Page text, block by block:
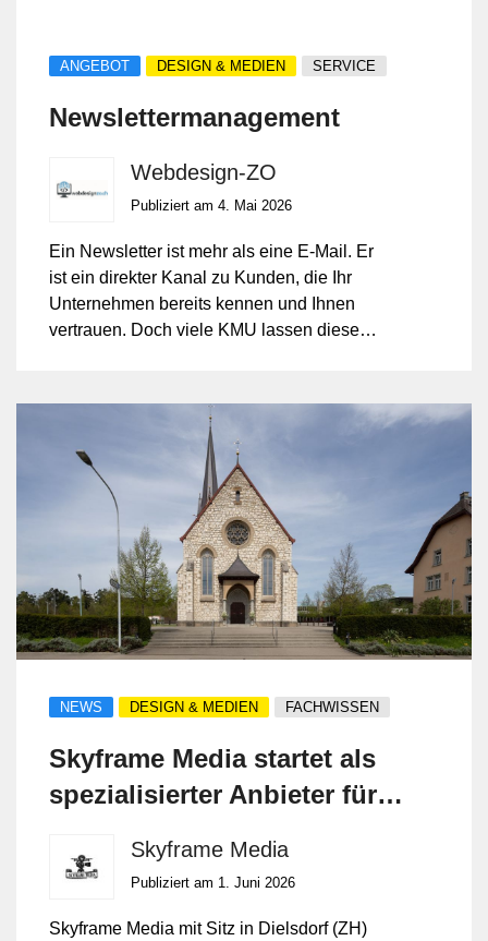
ANGEBOT DESIGN & MEDIEN SERVICE
Newslettermanagement
Webdesign-ZO
Publiziert am 4. Mai 2026
Ein Newsletter ist mehr als eine E-Mail. Er
ist ein direkter Kanal zu Kunden, die Ihr
Unternehmen bereits kennen und Ihnen
vertrauen. Doch viele KMU lassen dieses
unregelmässig oder gar nicht erscheinen.
Newslettermanagement übernehme ich
Konzept, Texte, Gestaltung, Versand und
Auswertung – damit Ihre Botschaft
regelmässig, sauber und wirkungsvoll bei
den richtigen Empfängern ankommt.
NEWS DESIGN & MEDIEN FACHWISSEN
Skyframe Media startet als
spezialisierter Anbieter für
Drohnenvideos
Skyframe Media
Publiziert am 1. Juni 2026
Skyframe Media mit Sitz in Dielsdorf (ZH)